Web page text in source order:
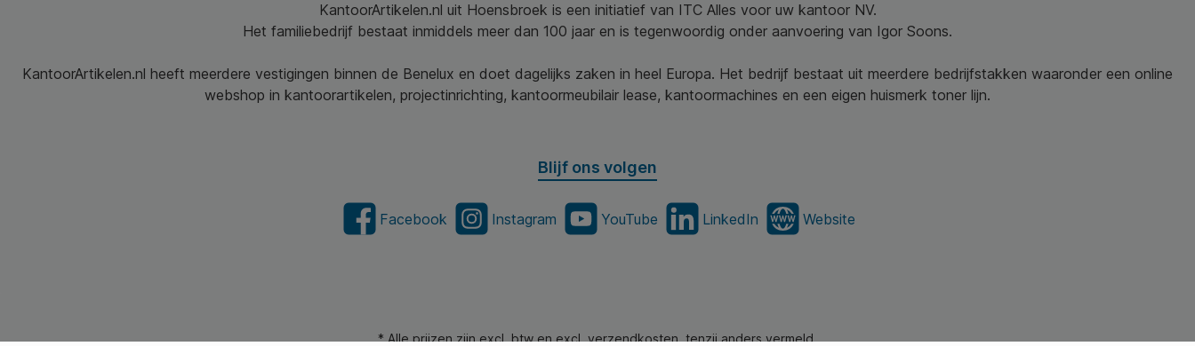
KantoorArtikelen.nl uit Hoensbroek is een initiatief van ITC Alles voor uw kantoor NV.
Het familiebedrijf bestaat inmiddels meer dan 100 jaar en is tegenwoordig onder aanvoering van Igor Soons.
KantoorArtikelen.nl heeft meerdere vestigingen binnen de Benelux en doet dagelijks zaken in heel Europa. Het bedrijf bestaat uit meerdere bedrijfstakken waaronder een online
webshop in kantoorartikelen, projectinrichting, kantoormeubilair lease, kantoormachines en een eigen huismerk toner lijn.
Blijf ons volgen
Facebook Instagram YouTube LinkedIn Website
* Alle prijzen zijn excl. btw en excl. verzendkosten, tenzij anders vermeld.